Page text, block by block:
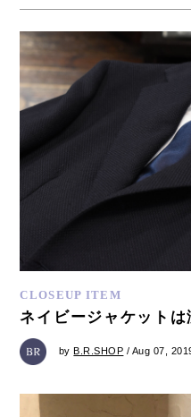
CLOSEUP ITEM
ネイビージャケットは
byB.R.SHOP / Aug 07,